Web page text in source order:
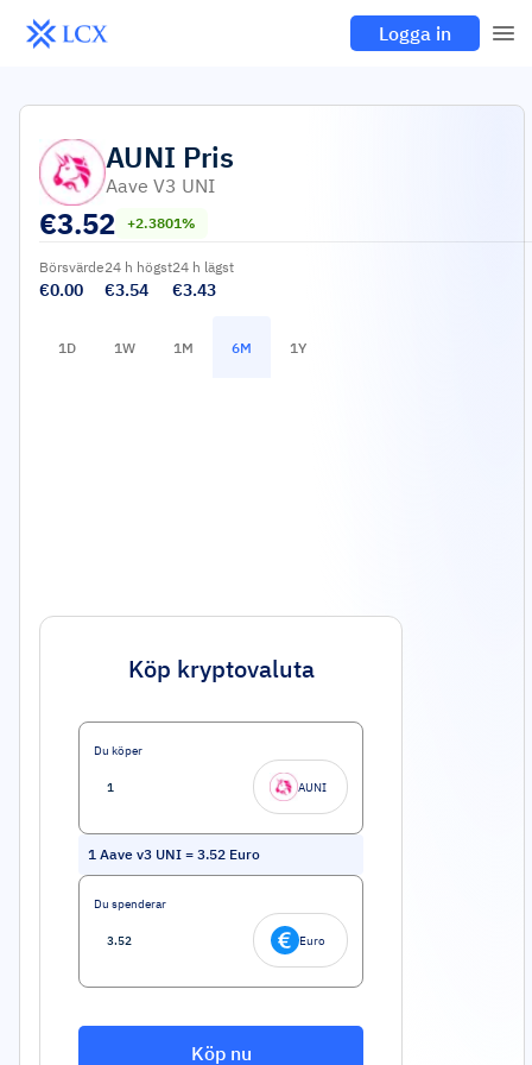
Logga in
AUNI Pris
Aave V3 UNI
€3.52 +2.3801%
Börsvärde
€0.00
24 h högst
€3.54
24 h lägst
€3.43
1D 1W 1M 6M 1Y
Köp kryptovaluta
Du köper
AUNI
1 Aave v3 UNI = 3.52 Euro
Du spenderar
Euro
Köp nu